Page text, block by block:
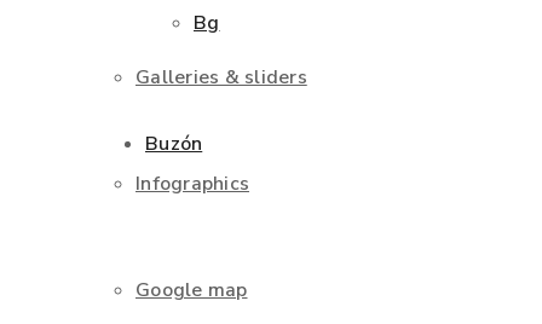
Galleries & sliders
Infographics
Google map
Bg
Buzón